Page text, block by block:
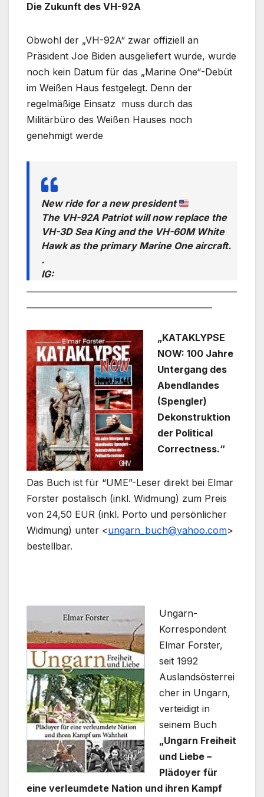
Die Zukunft des VH-92A
Obwohl der „VH-92A“ zwar offiziell an
Präsident Joe Biden ausgeliefert wurde, wurde
noch kein Datum für das „Marine One“-Debüt
im Weißen Haus festgelegt. Denn der
regelmäßige Einsatz muss durch das
Militärbüro des Weißen Hauses noch
genehmigt werde
New ride for a new president
The VH-92A Patriot will now replace the
VH-3D Sea King and the VH-60M White
Hawk as the primary Marine One aircraft.
.
IG:
„KATAKLYPSE
NOW: 100 Jahre
Untergang des
Abendlandes
(Spengler)
Dekonstruktion
der Political
Correctness.“
Das Buch ist für “UME”-Leser direkt bei Elmar
Forster postalisch (inkl. Widmung) zum Preis
von 24,50 EUR (inkl. Porto und persönlicher
Widmung) unter <ungarn_buch@yahoo.com>
bestellbar.
Ungarn-
Korrespondent
Elmar Forster,
seit 1992
Auslandsösterrei
cher in Ungarn,
verteidigt in
seinem Buch
„Ungarn Freiheit
und Liebe –
Plädoyer für
eine verleumdete Nation und ihren Kampf